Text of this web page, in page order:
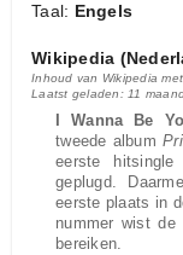
Taal: Engels
Wikipedia
Inhoud van Wikipedia
Laatst geladen: 11
I Wanna Be
tweede album
eerste
geplugd.
eerste plaats in
nummer wist
bereiken.